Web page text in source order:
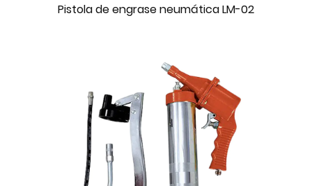
Pistola de engrase neumática LM-02